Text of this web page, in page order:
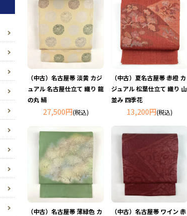
（中古）名古屋帯 淡黄 カジ
ュアル 名古屋仕立て 織り 龍
の丸 絹
27,500円(税込)
（中古）夏名古屋帯 赤橙 カ
ジュアル 松葉仕立て 織り 山
並み 四季花
13,200円(税込)
（中古）名古屋帯 薄緑色 カ
（中古）名古屋帯 ワイン 赤